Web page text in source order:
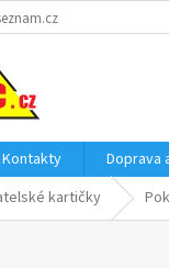
Kontakty Doprava
kartičky